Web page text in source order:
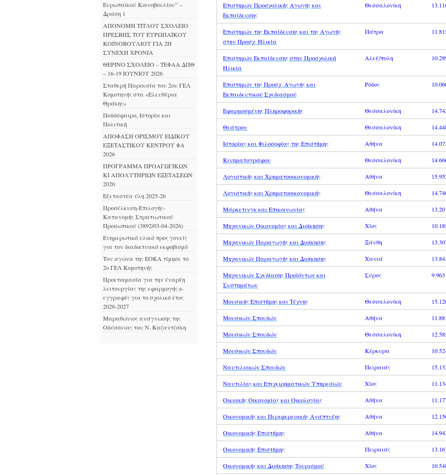
Επιστημών Προσχολικής Αγωγής και
Εκπαίδευσης
Θεσσαλονίκη
Επιστημών της Εκπαίδευσης και της Αγωγής
στην Προσχ. Ηλικία
Πάτρα
Επιστημών Εκπαίδευσης στην Προσχολική
Ηλικία
Αλεξ/πολη
Επιστημών της Προσχ. Αγωγής και
Εκπαιδευτικού Σχεδιασμού
Ρόδος
Εφαρμοσμένης Πληροφορικής Θεσσαλονίκη
Θεάτρου Θεσσαλονίκη
Ιστορίας και Φιλοσοφίας της Επιστήμης Αθήνα
Κινηματογράφου Θεσσαλονίκη
Λογιστικής και Χρηματοοικονομικής Αθήνα
Λογιστικής και Χρηματοοικονομικής Θεσσαλονίκη
Μάρκετινγκ και Επικοινωνίας Αθήνα
Μηχανικών Οικονομίας και Διοίκησης Χίος
Μηχανικών Παραγωγής και Διοίκησης Ξάνθη
Μηχανικών Παραγωγής και Διοίκησης Χανιά
Μηχανικών Σχεδίασης Προϊόντων και
Συστημάτων
Σύρος 9.963
Μουσικής Επιστήμης και Τέχνης Θεσσαλονίκη
Μουσικών Σπουδών Αθήνα
Μουσικών Σπουδών Θεσσαλονίκη
Μουσικών Σπουδών Κέρκυρα
Ναυτιλιακών Σπουδών Πειραιάς
Ναυτιλίας και Επιχειρηματικών Υπηρεσιών Χίος
Οικιακής Οικονομίας και Οικολογίας Αθήνα
Οικονομικής και Περιφερειακής Ανάπτυξης Αθήνα
Οικονομικής Επιστήμης Αθήνα
Οικονομικής Επιστήμης Πειραιάς
Οικονομικής και Διοίκησης Τουρισμού Χίος
Ευρωπαϊκού Κοινοβουλίου” –
Δράση 1
ΑΠΟΝΟΜΗ ΤΙΤΛΟΥ ΣΧΟΛΕΙΟ
ΠΡΕΣΒΗΣ ΤΟΥ ΕΥΡΩΠΑΪΚΟΥ
ΚΟΙΝΟΒΟΥΛΙΟΥ ΓΙΑ 2Η
ΣΥΝΕΧΗ ΧΡΟΝΙΑ
ΘΕΡΙΝΟ ΣΧΟΛΕΙΟ – ΤΕΦΑΑ ΔΠΘ
– 16-19 ΙΟΥΝΙΟΥ 2026
Σταθερή Παρουσία του 2ου ΓΕΛ
Κομοτηνής στα «Ελευθέρια
Θράκης»
Ποδόσφαιρο, Ιστορία και
Πολιτική
ΑΠΟΦΑΣΗ ΟΡΙΣΜΟΥ ΕΙΔΙΚΟΥ
ΕΞΕΤΑΣΤΙΚΟΥ ΚΕΝΤΡΟΥ ΦΑ
2026
ΠΡΟΓΡΑΜΜΑ ΠΡΟΑΓΩΓΙΚΩΝ
ΚΙ ΑΠΟΛΥΤΗΡΙΩΝ ΕΞΕΤΑΣΕΩΝ
2026
Εξεταστέα ύλη 2025-26
Προσέλκυση-Επιλογής-
Κατανομής Στρατιωτικού
Προσωπικού (3892/03-04-2026)
Ενημερωτικό υλικό προς γονείς
για τον διαδικτυακό εκφοβισμό
Τον αγώνα της ΕΟΚΑ τίμησε το
2ο ΓΕΛ Κομοτηνής
Προετοιμασία για την έναρξη
λειτουργίας της εφαρμογής e-
εγγραφές για το σχολικό έτος
2026-2027
Μαραθώνιος ανάγνωσης της
Οδύσσειας του Ν. Καζαντζάκη